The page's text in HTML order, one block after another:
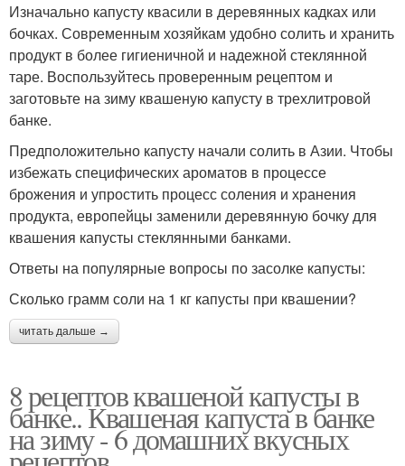
Изначально капусту квасили в деревянных кадках или
бочках. Современным хозяйкам удобно солить и хранить
продукт в более гигиеничной и надежной стеклянной
таре. Воспользуйтесь проверенным рецептом и
заготовьте на зиму квашеную капусту в трехлитровой
банке.
Предположительно капусту начали солить в Азии. Чтобы
избежать специфических ароматов в процессе
брожения и упростить процесс соления и хранения
продукта, европейцы заменили деревянную бочку для
квашения капусты стеклянными банками.
Ответы на популярные вопросы по засолке капусты:
Сколько грамм соли на 1 кг капусты при квашении?
читать дальше →
8 рецептов квашеной капусты в
банке.. Квашеная капуста в банке
на зиму - 6 домашних вкусных